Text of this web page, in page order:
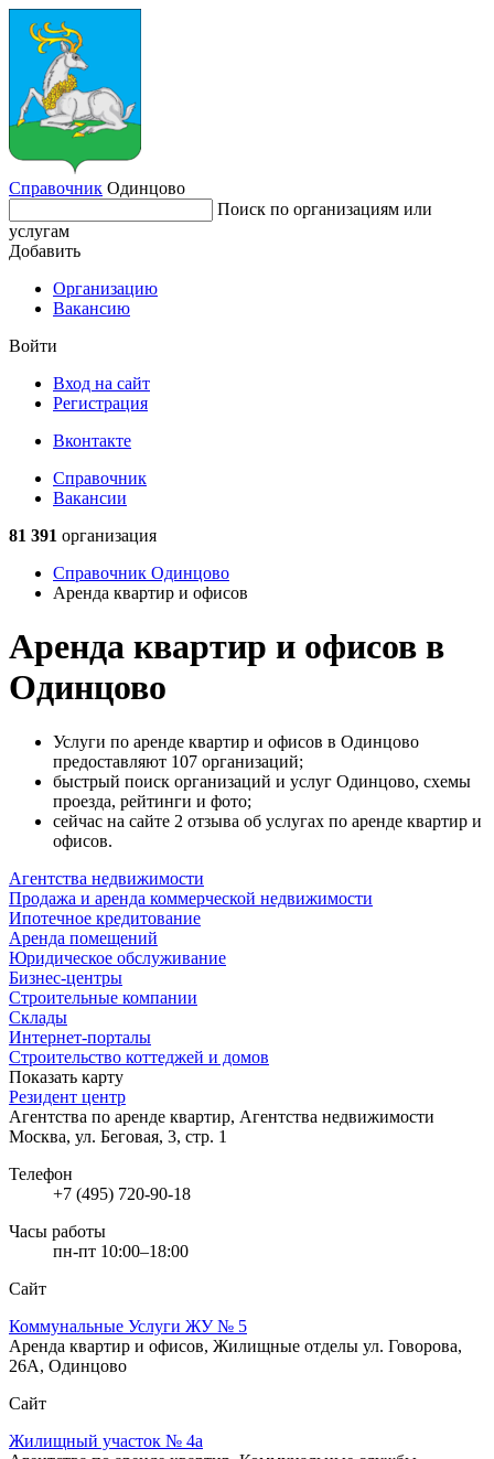
Справочник Одинцово
Поиск по организациям или
услугам
Добавить
Организацию
Вакансию
Войти
Вход на сайт
Регистрация
Вконтакте
Справочник
Вакансии
81 391 организация
Справочник Одинцово
Аренда квартир и офисов
Аренда квартир и офисов в
Одинцово
Услуги по аренде квартир и офисов в Одинцово
предоставляют 107 организаций;
быстрый поиск организаций и услуг Одинцово, схемы
проезда, рейтинги и фото;
сейчас на сайте 2 отзыва об услугах по аренде квартир и
офисов.
Агентства недвижимости
Продажа и аренда коммерческой недвижимости
Ипотечное кредитование
Аренда помещений
Юридическое обслуживание
Бизнес-центры
Строительные компании
Склады
Интернет-порталы
Строительство коттеджей и домов
Показать карту
Резидент центр
Агентства по аренде квартир, Агентства недвижимости
Москва, ул. Беговая, 3, стр. 1
Телефон
+7 (495) 720-90-18
Часы работы
пн-пт 10:00–18:00
Сайт
Коммунальные Услуги ЖУ № 5
Аренда квартир и офисов, Жилищные отделы ул. Говорова,
26А, Одинцово
Сайт
Жилищный участок № 4а